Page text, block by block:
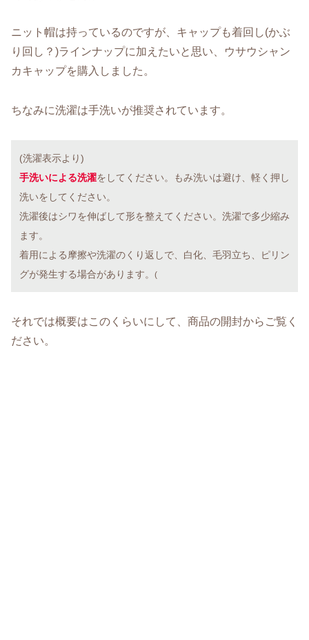
ニット帽は持っているのですが、キャップも着回し(かぶ
り回し？)ラインナップに加えたいと思い、ウサウシャン
カキャップを購入しました。
ちなみに洗濯は手洗いが推奨されています。
(洗濯表示より)
手洗いによる洗濯をしてください。もみ洗いは避け、軽く押し
洗いをしてください。
洗濯後はシワを伸ばして形を整えてください。洗濯で多少縮み
ます。
着用による摩擦や洗濯のくり返しで、白化、毛羽立ち、ピリン
グが発生する場合があります。 (
それでは概要はこのくらいにして、商品の開封からご覧く
ださい。